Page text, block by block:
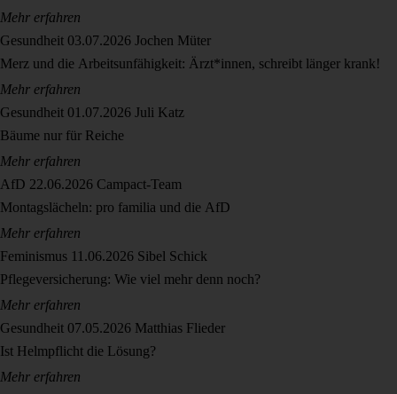
Mehr erfahren
Gesundheit 03.07.2026 Jochen Müter
Merz und die Arbeitsunfähigkeit: Ärzt*innen, schreibt länger krank!
Mehr erfahren
Gesundheit 01.07.2026 Juli Katz
Bäume nur für Reiche
Mehr erfahren
AfD 22.06.2026 Campact-Team
Montagslächeln: pro familia und die AfD
Mehr erfahren
Feminismus 11.06.2026 Sibel Schick
Pflegeversicherung: Wie viel mehr denn noch?
Mehr erfahren
Gesundheit 07.05.2026 Matthias Flieder
Ist Helmpflicht die Lösung?
Mehr erfahren